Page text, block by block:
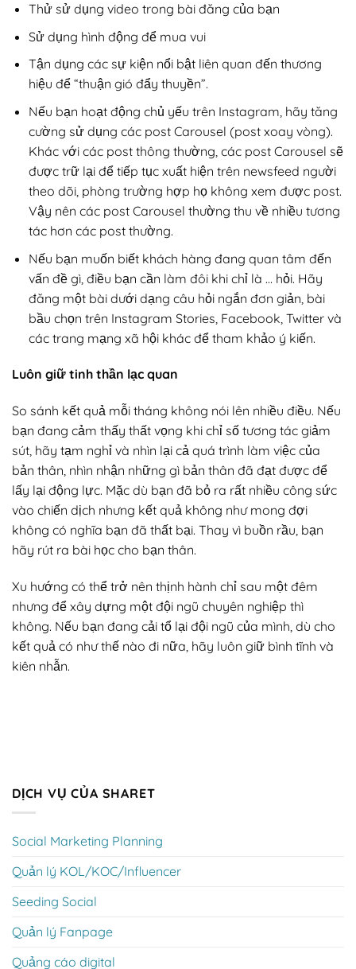
DỊCH VỤ CỦA SHARET
Social Marketing Planning
Quản lý KOL/KOC/Influencer
Seeding Social
Quản lý Fanpage
Quảng cáo digital
Thử sử dụng video trong bài đăng của bạn
Sử dụng hình động để mua vui
Tận dụng các sự kiện nổi bật liên quan đến thương
hiệu để “thuận gió đẩy thuyền”.
Nếu bạn hoạt động chủ yếu trên Instagram, hãy tăng
cường sử dụng các post Carousel (post xoay vòng).
Khác với các post thông thường, các post Carousel sẽ
được trữ lại để tiếp tục xuất hiện trên newsfeed người
theo dõi, phòng trường hợp họ không xem được post.
Vậy nên các post Carousel thường thu về nhiều tương
tác hơn các post thường.
Nếu bạn muốn biết khách hàng đang quan tâm đến
vấn đề gì, điều bạn cần làm đôi khi chỉ là … hỏi. Hãy
đăng một bài dưới dạng câu hỏi ngắn đơn giản, bài
bầu chọn trên Instagram Stories, Facebook, Twitter và
các trang mạng xã hội khác để tham khảo ý kiến.
Luôn giữ tinh thần lạc quan
So sánh kết quả mỗi tháng không nói lên nhiều điều. Nếu
bạn đang cảm thấy thất vọng khi chỉ số tương tác giảm
sút, hãy tạm nghỉ và nhìn lại cả quá trình làm việc của
bản thân, nhìn nhận những gì bản thân đã đạt được để
lấy lại động lực. Mặc dù bạn đã bỏ ra rất nhiều công sức
vào chiến dịch nhưng kết quả không như mong đợi
không có nghĩa bạn đã thất bại. Thay vì buồn rầu, bạn
hãy rút ra bài học cho bạn thân.
Xu hướng có thể trở nên thịnh hành chỉ sau một đêm
nhưng để xây dựng một đội ngũ chuyên nghiệp thì
không. Nếu bạn đang cải tổ lại đội ngũ của mình, dù cho
kết quả có như thế nào đi nữa, hãy luôn giữ bình tĩnh và
kiên nhẫn.